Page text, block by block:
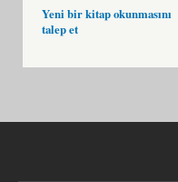
Yeni bir kitap okunmasını
talep et